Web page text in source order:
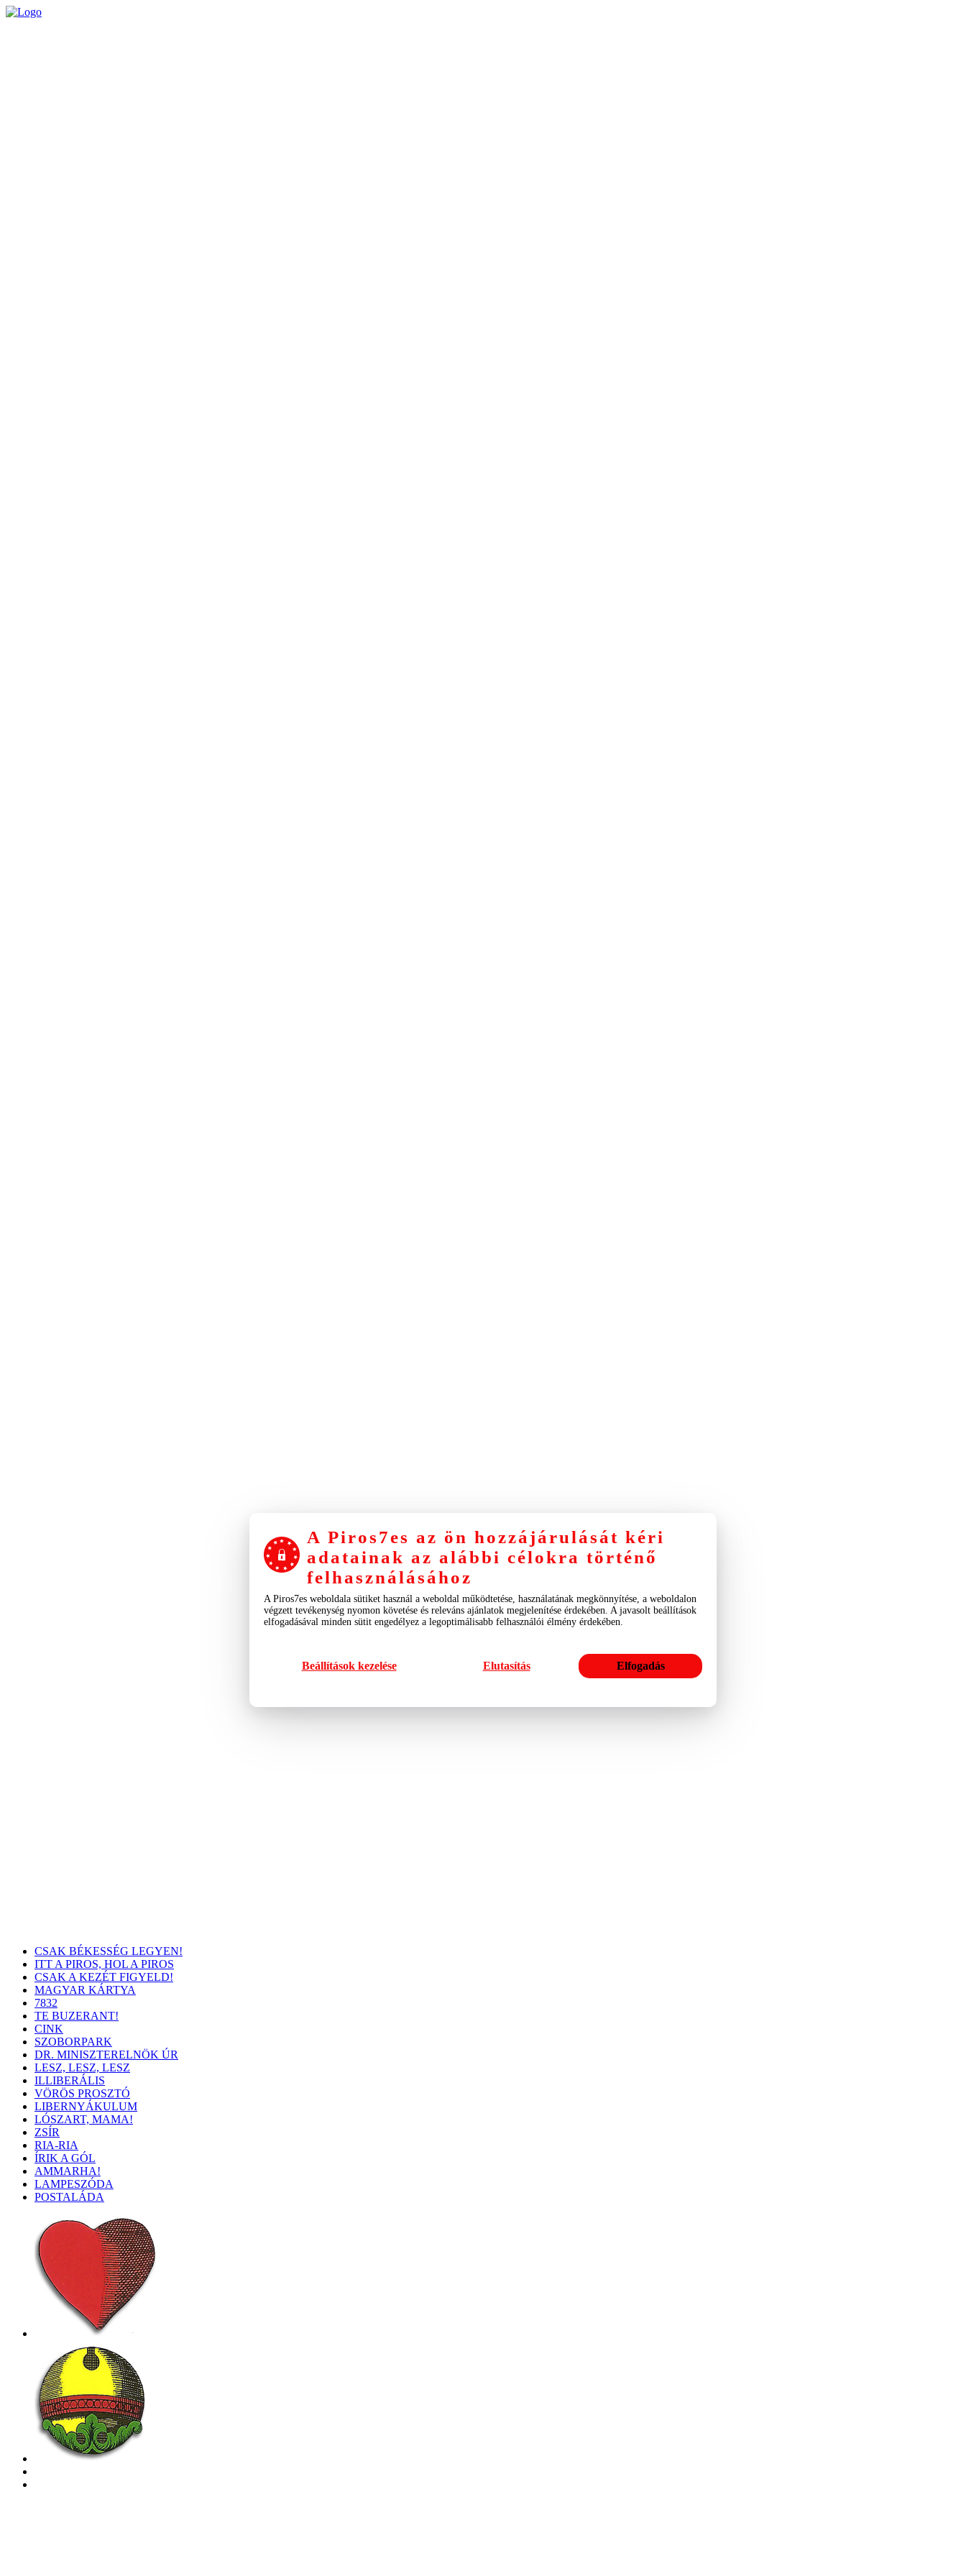
A Piros7es az ön hozzájárulását kéri
adatainak az alábbi célokra történő
felhasználásához
A Piros7es weboldala sütiket használ a weboldal működtetése, használatának megkönnyítése, a weboldalon
végzett tevékenység nyomon követése és releváns ajánlatok megjelenítése érdekében. A javasolt beállítások
elfogadásával minden sütit engedélyez a legoptimálisabb felhasználói élmény érdekében.
Beállítások kezelése Elutasítás Elfogadás
CSAK BÉKESSÉG LEGYEN!
ITT A PIROS, HOL A PIROS
CSAK A KEZÉT FIGYELD!
MAGYAR KÁRTYA
7832
TE BUZERANT!
CINK
SZOBORPARK
DR. MINISZTERELNÖK ÚR
LESZ, LESZ, LESZ
ILLIBERÁLIS
VÖRÖS PROSZTÓ
LIBERNYÁKULUM
LÓSZART, MAMA!
ZSÍR
RIA-RIA
ÍRIK A GÓL
AMMARHA!
LAMPESZÓDA
POSTALÁDA